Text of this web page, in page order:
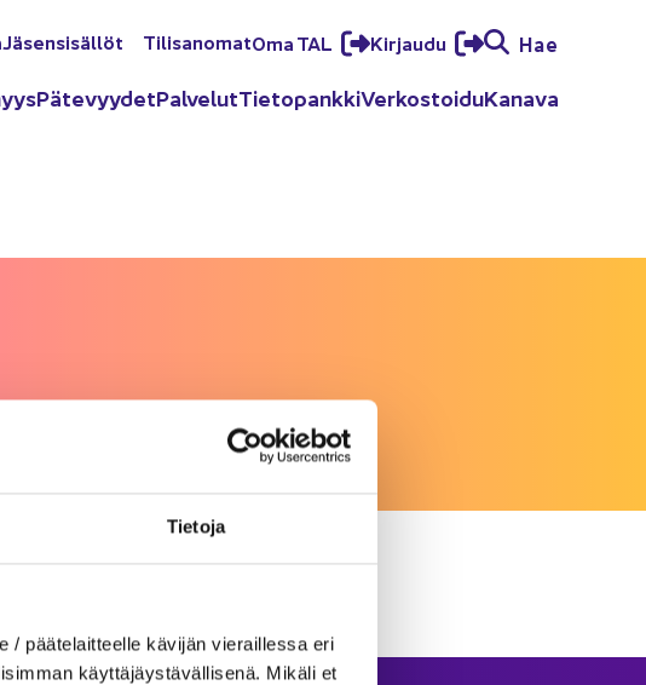
Tie­to­ja
/ pää­te­lait­teel­le kä­vi­jän vie­rail­les­sa eri
käyt­tä­jäys­tä­väl­li­se­nä. Mi­kä­li et
Jä­sen­si­säl­löt Ti­li­sa­no­matOma TAL Kir­jau­du Hae
Pä­te­vyy­detPal­ve­lutTie­to­pank­kiVer­kos­toi­duKa­na­va